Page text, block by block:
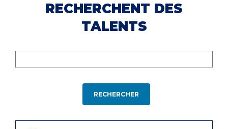
RECHERCHENT DES
TALENTS
RECHERCHER